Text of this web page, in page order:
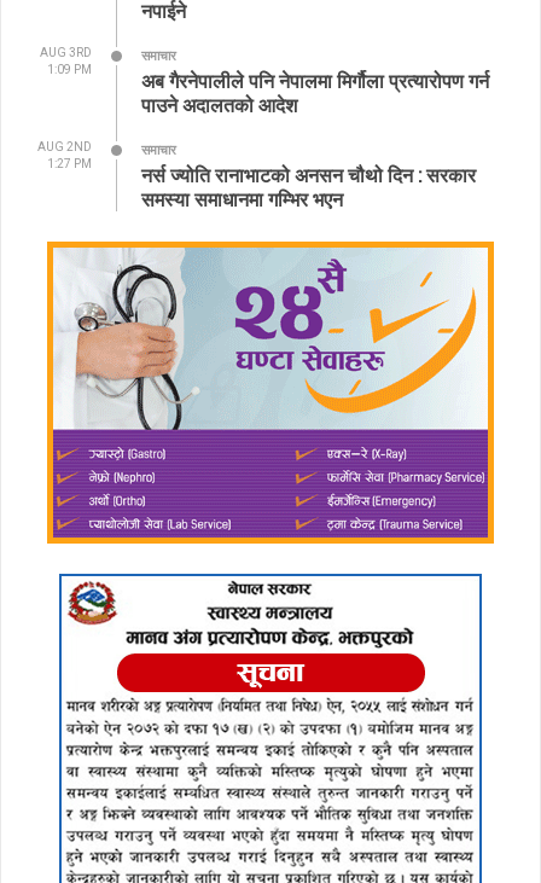
नपाईने
AUG 3RD
1:09 PM
समाचार
अब गैरनेपालीले पनि नेपालमा मिर्गौला प्रत्यारोपण गर्न
पाउने अदालतको आदेश
AUG 2ND
1:27 PM
समाचार
नर्स ज्योति रानाभाटको अनसन चौथो दिन : सरकार
समस्या समाधानमा गम्भिर भएन